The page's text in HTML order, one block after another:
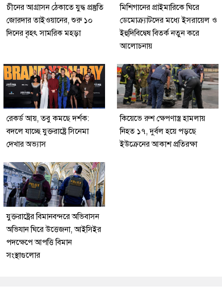
চীনের আগ্রাসন ঠেকাতে যুদ্ধ প্রস্তুতি
জোরদার তাইওয়ানের, শুরু ১০
দিনের বৃহৎ সামরিক মহড়া
মিশিগানের প্রাইমারিকে ঘিরে
ডেমোক্র্যাটদের মধ্যে ইসরায়েল ও
ইহুদিবিদ্বেষ বিতর্ক নতুন করে
আলোচনায়
রেকর্ড আয়, তবু কমছে দর্শক:
বদলে যাচ্ছে যুক্তরাষ্ট্রে সিনেমা
দেখার অভ্যাস
কিয়েভে রুশ ক্ষেপণাস্ত্র হামলায়
নিহত ১৭, দুর্বল হয়ে পড়ছে
ইউক্রেনের আকাশ প্রতিরক্ষা
যুক্তরাষ্ট্রের বিমানবন্দরে অভিবাসন
অভিযান ঘিরে উত্তেজনা, আইসিইর
পদক্ষেপে আপত্তি বিমান
সংস্থাগুলোর